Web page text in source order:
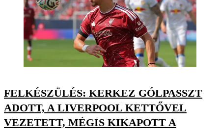
FELKÉSZÜLÉS: KERKEZ GÓLPASSZT
ADOTT, A LIVERPOOL KETTŐVEL
VEZETETT, MÉGIS KIKAPOTT A